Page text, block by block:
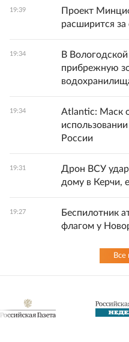
19:39
Проект
расширится
19:34
В
прибрежную
19:34
Atlantic: Маск
России
19:31
Дрон ВСУ
дому в Керчи,
19:27
Беспилотник
флагом у
Все